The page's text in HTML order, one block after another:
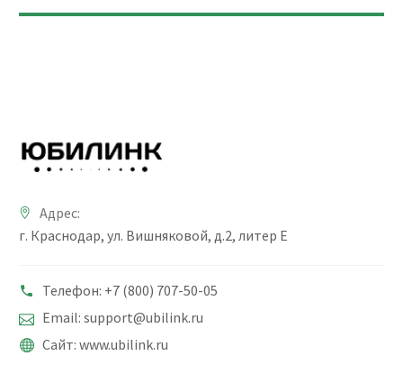
Адрес:
г. Краснодар, ул. Вишняковой, д.2, литер Е
Телефон: +7 (800) 707-50-05
Email: support@ubilink.ru
Сайт: www.ubilink.ru